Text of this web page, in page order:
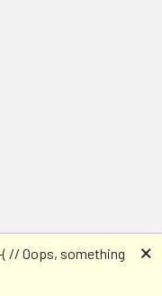
// Oops, something
🗙